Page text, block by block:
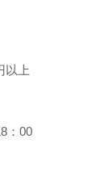
以上
：00